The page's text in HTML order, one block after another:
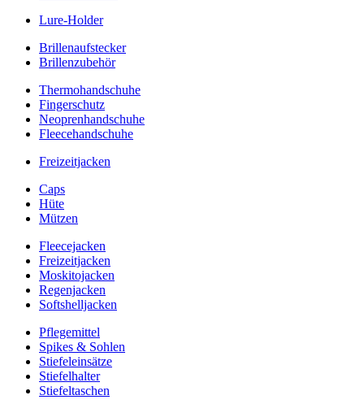
Lure-Holder
Brillenaufstecker
Brillenzubehör
Thermohandschuhe
Fingerschutz
Neoprenhandschuhe
Fleecehandschuhe
Freizeitjacken
Caps
Hüte
Mützen
Fleecejacken
Freizeitjacken
Moskitojacken
Regenjacken
Softshelljacken
Pflegemittel
Spikes & Sohlen
Stiefeleinsätze
Stiefelhalter
Stiefeltaschen